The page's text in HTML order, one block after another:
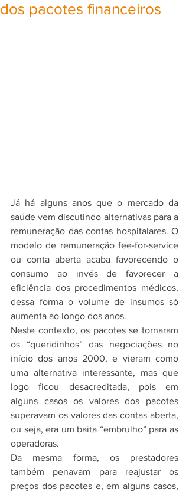
dos pacotes financeiros
Já há alguns anos que o mercado da
saúde vem discutindo alternativas para a
remuneração das contas hospitalares. O
modelo de remuneração fee-for-service
ou conta aberta acaba favorecendo o
consumo ao invés de favorecer a
eficiência dos procedimentos médicos,
dessa forma o volume de insumos só
aumenta ao longo dos anos.
Neste contexto, os pacotes se tornaram
os “queridinhos” das negociações no
início dos anos 2000, e vieram como
uma alternativa interessante, mas que
logo ficou desacreditada, pois em
alguns casos os valores dos pacotes
superavam os valores das contas aberta,
ou seja, era um baita “embrulho” para as
operadoras.
Da mesma forma, os prestadores
também penavam para reajustar os
preços dos pacotes e, em alguns casos,